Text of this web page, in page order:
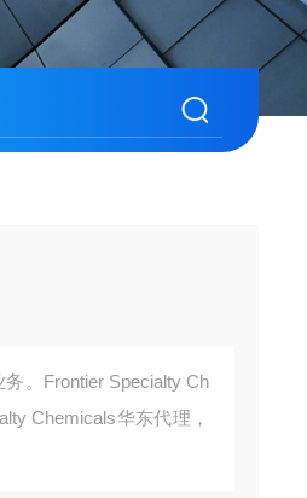
。Frontier Specialty Ch
Chemicals华东代理，